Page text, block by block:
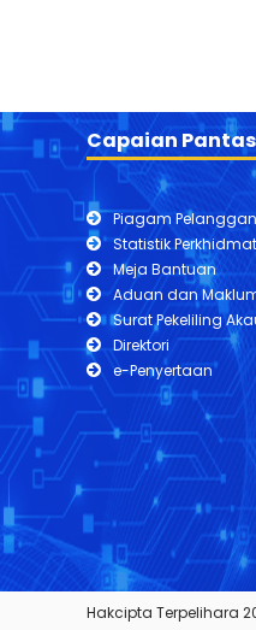
Capaian Pantas
Piagam Pelanggan
Statistik
Meja Bantuan
Aduan dan
Surat Pekeliling
Direktori
e-Penyertaan
Hakcipta Terpelihara